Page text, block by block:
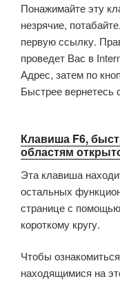
Понажимайте эту
незрячие,
первую ссылку.
проведет Вас в
Адрес, затем по
Быстрее вернетесь
Клавиша F6,
областям
Эта клавиша
остальных
странице с
короткому кругу.
Чтобы
находящимися на